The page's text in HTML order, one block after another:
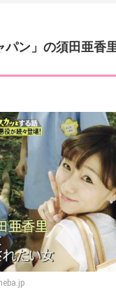
パン」の須田亜香